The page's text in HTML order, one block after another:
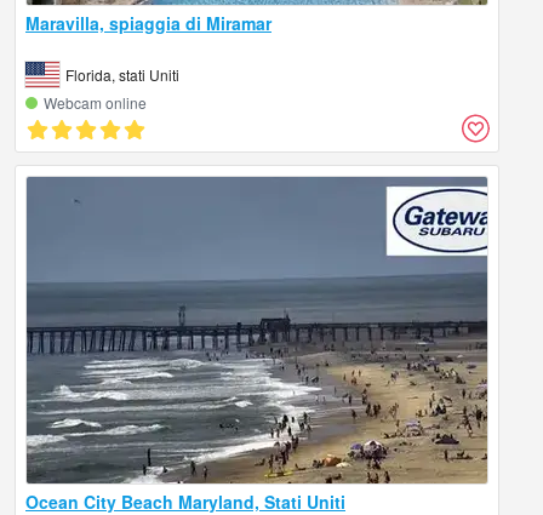
Maravilla, spiaggia di Miramar
Florida, stati Uniti
Webcam online
Ocean City Beach Maryland, Stati Uniti